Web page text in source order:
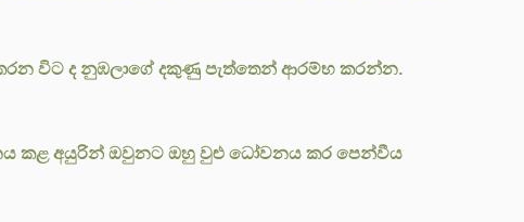
විට ද නුඹලාගේ දකුණු පැත්තෙන් ආරම්භ කරන්න.
කළ අයුරින් ඔවුනට ඔහු වුළු ධෝවනය කර පෙන්වීය